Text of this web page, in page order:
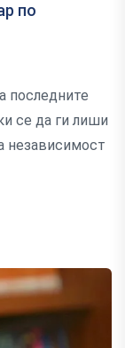
по
последните
се да ги лиши
независимост